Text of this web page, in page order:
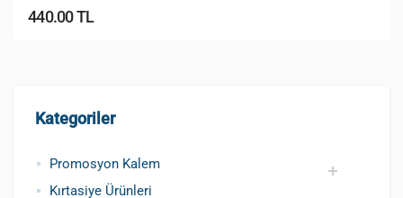
Kategoriler
Promosyon Kalem
Kırtasiye Ürünleri
440.00 TL